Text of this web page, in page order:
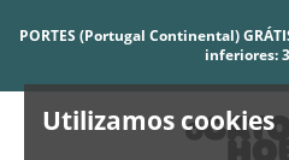
Utilizamos cookies
PORTES (Portugal Continental)
inferiores: